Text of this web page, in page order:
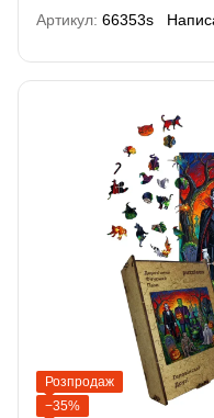
Артикул: 66353s
Розпродаж
−35%